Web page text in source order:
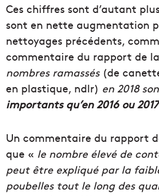
Ces chiffres sont d’autant
sont en nette augmentation
nettoyages précédents,
commentaire du rapport de la
nombres ramassés(de
en plastique, ndlr) en 2018
importants qu’en 2016 ou 2017
Un commentaire du rapport
que « le nombre élevé de
peut être expliqué par la
poubelles tout le long des